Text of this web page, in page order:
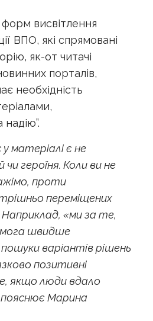
висвітлення
ВПО, які спрямовані
як-от читачі
порталів,
необхідність
матеріалі є не
героїня. Коли ви не
проти
переміщених
«ми за те,
швидше
пошуки варіантів рішень
позитивні
якщо люди вдало
пояснює Марина